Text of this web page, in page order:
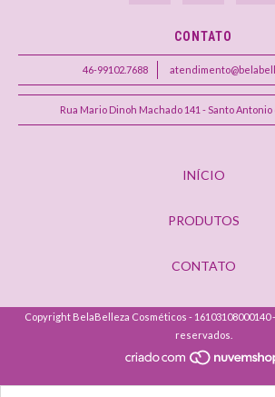
CONTATO
46-99102.7688
Rua Mario Dinoh Machado 141 - Santo Antonio
INÍCIO
PRODUTOS
CONTATO
Copyright BelaBelleza Cosméticos - 16103108000140
reservados.